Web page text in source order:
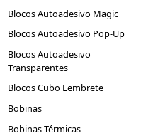
Blocos Autoadesivo Magic
Blocos Autoadesivo Pop-Up
Blocos Autoadesivo
Transparentes
Blocos Cubo Lembrete
Bobinas
Bobinas Térmicas